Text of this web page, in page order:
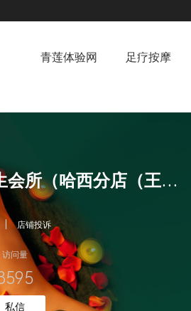
青莲体验网 足疗按摩
雅顺松骨养生会所（哈西分店（王岗大街））
店铺投诉
访问量
私信